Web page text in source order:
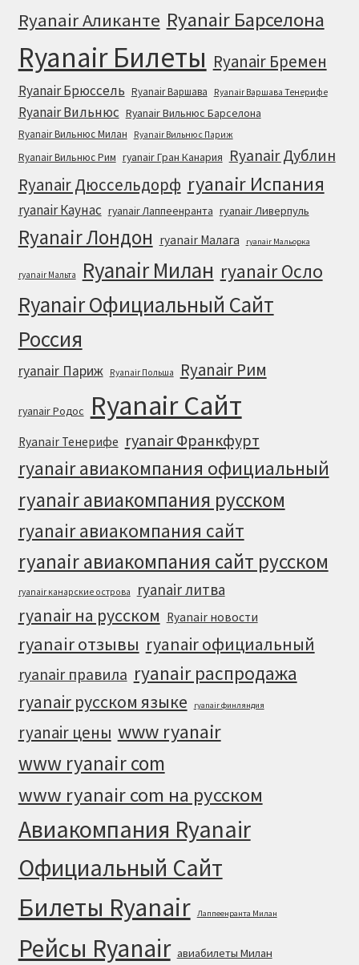
Ryanair Аликанте Ryanair Барселона
Ryanair Билеты Ryanair Бремен
Ryanair Брюссель Ryanair Варшава Ryanair Варшава Тенерифе
Ryanair Вильнюс Ryanair Вильнюс Барселона
Ryanair Вильнюс Милан Ryanair Вильнюс Париж
Ryanair Вильнюс Рим ryanair Гран Канария Ryanair Дублин
Ryanair Дюссельдорф ryanair Испания
ryanair Каунас ryanair Лаппеенранта ryanair Ливерпуль
Ryanair Лондон ryanair Малага ryanair Мальорка
ryanair Мальта Ryanair Милан ryanair Осло
Ryanair Официальный Cайт
Россия
ryanair Париж Ryanair Польша Ryanair Рим
ryanair Родос Ryanair Сайт
Ryanair Тенерифе ryanair Франкфурт
ryanair авиакомпания официальный
ryanair авиакомпания русском
ryanair авиакомпания сайт
ryanair авиакомпания сайт русском
ryanair канарские острова ryanair литва
ryanair на русском Ryanair новости
ryanair отзывы ryanair официальный
ryanair правила ryanair распродажа
ryanair русском языке ryanair финляндия
ryanair цены www ryanair
www ryanair com
www ryanair com на русском
Авиакомпания Ryanair
Официальный Cайт
Билеты Ryanair Лаппеенранта Милан
Рейсы Ryanair авиабилеты Милан